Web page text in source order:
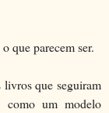
que parecem ser.
que seguiram
como um modelo